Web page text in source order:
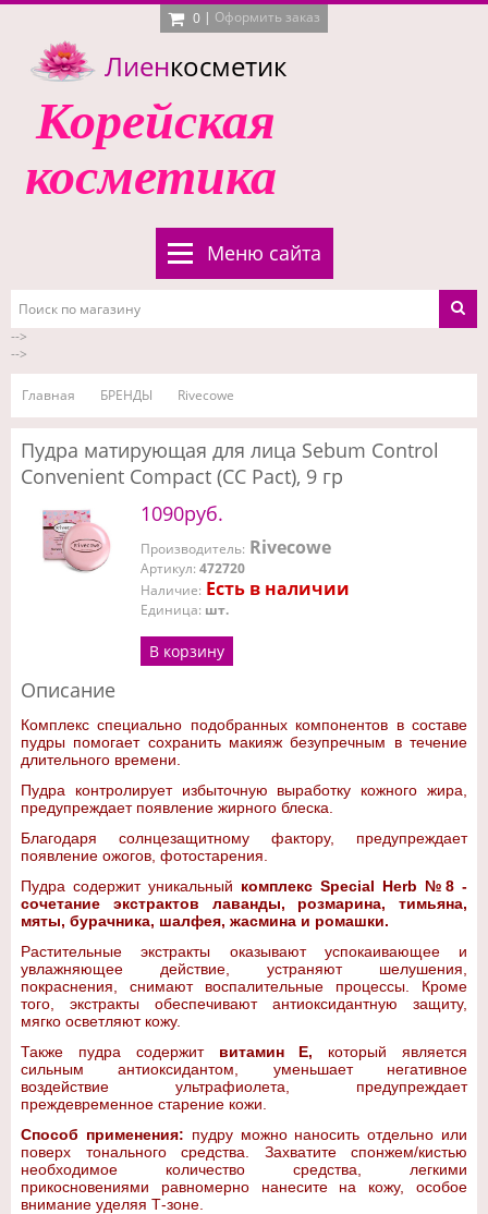
0 | Оформить заказ
Лиенкосметик
Корейская
косметика
Меню сайта
-->
-->
Главная БРЕНДЫ Rivecowe
Пудра матирующая для лица Sebum Control
Convenient Compact (CC Pact), 9 гр
1090руб.
Производитель: Rivecowe
Артикул: 472720
Наличие: Есть в наличии
Единица: шт.
В корзину
Описание
Комплекс специально подобранных компонентов в составе
пудры помогает сохранить макияж безупречным в течение
длительного времени.
Пудра контролирует избыточную выработку кожного жира,
предупреждает появление жирного блеска.
Благодаря солнцезащитному фактору, предупреждает
появление ожогов, фотостарения.
Пудра содержит уникальный комплекс Special Herb №8 -
сочетание экстрактов лаванды, розмарина, тимьяна,
мяты, бурачника, шалфея, жасмина и ромашки.
Растительные экстракты оказывают успокаивающее и
увлажняющее действие, устраняют шелушения,
покраснения, снимают воспалительные процессы. Кроме
того, экстракты обеспечивают антиоксидантную защиту,
мягко осветляют кожу.
Также пудра содержит витамин E, который является
сильным антиоксидантом, уменьшает негативное
воздействие ультрафиолета, предупреждает
преждевременное старение кожи.
Способ применения: пудру можно наносить отдельно или
поверх тонального средства. Захватите спонжем/кистью
необходимое количество средства, легкими
прикосновениями равномерно нанесите на кожу, особое
внимание уделяя Т-зоне.